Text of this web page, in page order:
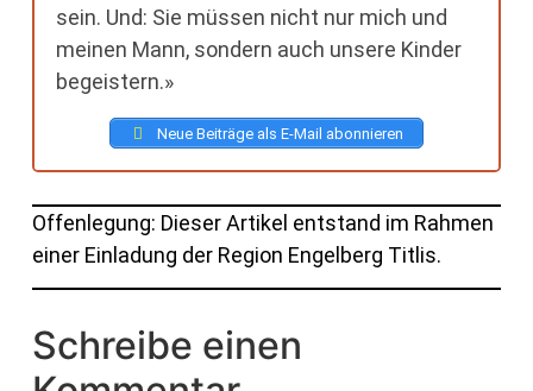
sein. Und: Sie müssen nicht nur mich und
meinen Mann, sondern auch unsere Kinder
begeistern.»
Neue Beiträge als E-Mail abonnieren
Offenlegung: Dieser Artikel entstand im Rahmen
einer Einladung der Region Engelberg Titlis.
Schreibe einen